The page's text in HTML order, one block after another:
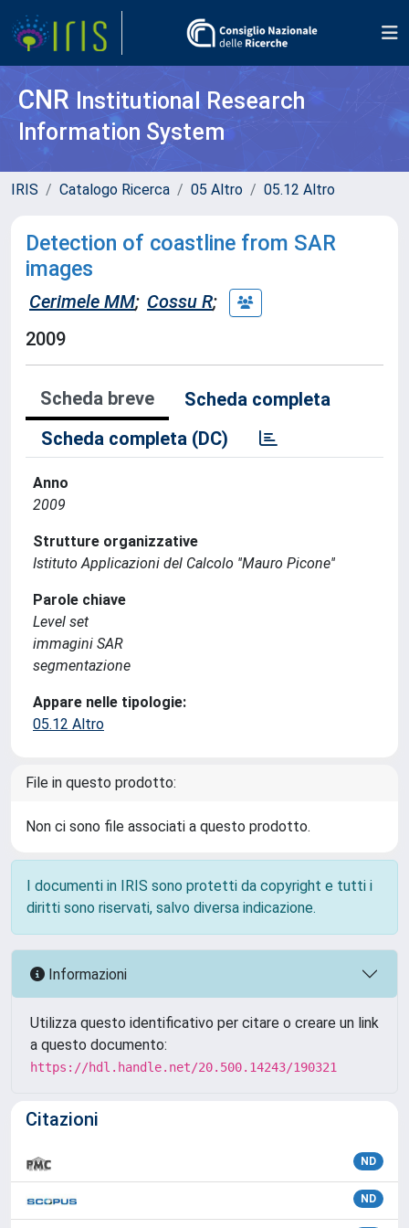
CNR Institutional Research
Information System
IRIS Catalogo Ricerca 05 Altro 05.12 Altro
Detection of coastline from SAR
images
Cerimele MM; Cossu R;
2009
Scheda breve
Scheda completa
Scheda completa (DC)
Anno
2009
Strutture organizzative
Istituto Applicazioni del Calcolo ''Mauro Picone''
Parole chiave
Level set
immagini SAR
segmentazione
Appare nelle tipologie:
05.12 Altro
File in questo prodotto:
Non ci sono file associati a questo prodotto.
I documenti in IRIS sono protetti da copyright e tutti i
diritti sono riservati, salvo diversa indicazione.
Informazioni
Utilizza questo identificativo per citare o creare un link
a questo documento:
https://hdl.handle.net/20.500.14243/190321
Citazioni
ND
ND